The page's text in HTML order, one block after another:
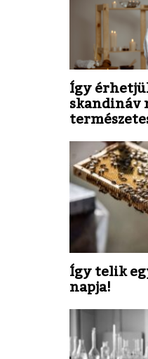
Így
skandináv
Így telik
napja!